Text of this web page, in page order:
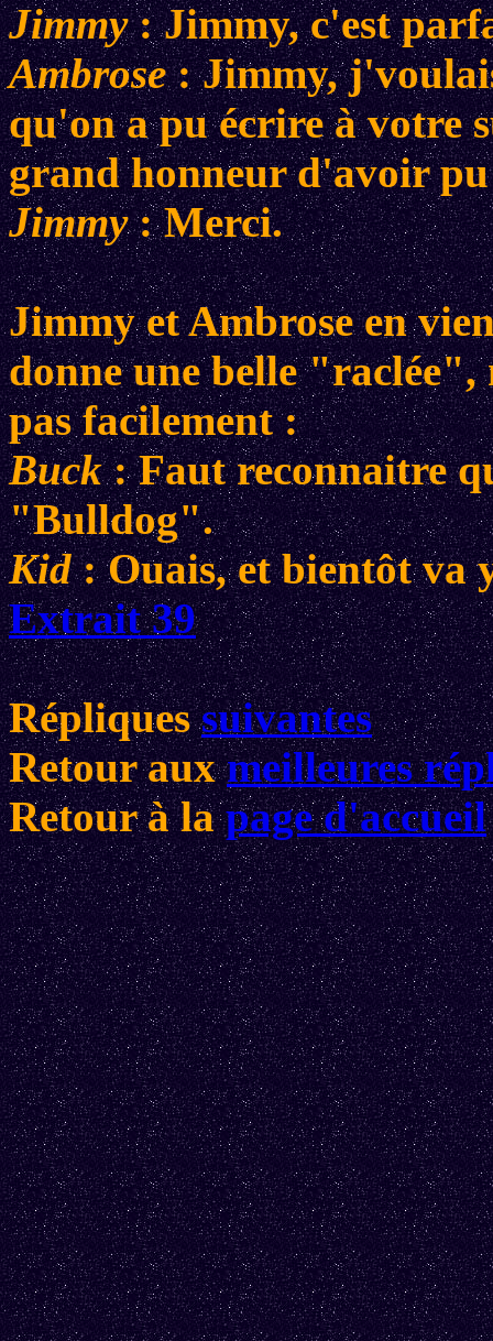
Jimmy: Jimmy, c'est
Ambrose: Jimmy,
qu'on a pu écrire à votre
grand honneur d'avoir
Jimmy: Merci.
Jimmy et Ambrose en
donne une belle "raclée",
pas facilement :
Buck: Faut reconnaitre
"Bulldog".
Kid: Ouais, et bientôt va
Extrait 39
Répliquessuivantes
Retour auxmeilleures
Retour à lapage d'accueil